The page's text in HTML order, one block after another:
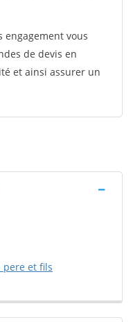
engagement vous
de devis en
et ainsi assurer un
pere et fils